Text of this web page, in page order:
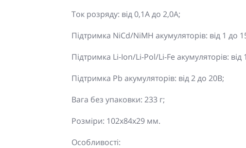
Ток розряду: від 0,1А до 2,0А;
Підтримка NiCd/NiMH акумуляторів: від 1 до
Підтримка Li-Ion/Li-Pol/Li-Fe акумуляторів: від
Підтримка Pb акумуляторів: від 2 до 20В;
Вага без упаковки: 233 г;
Розміри: 102x84x29 мм.
Особливості: